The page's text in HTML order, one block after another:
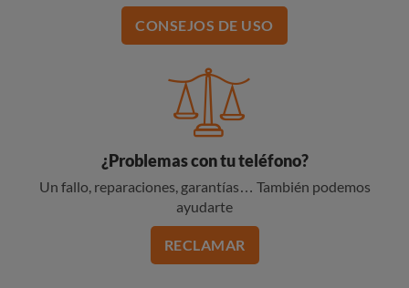
CONSEJOS DE USO
¿Problemas con tu teléfono?
Un fallo, reparaciones, garantías… También podemos
ayudarte
RECLAMAR